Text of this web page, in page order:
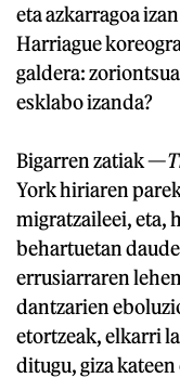
eta azkarragoa
Harriague
galdera:
esklabo izanda?
Bigarren zatiak —
York hiriaren
migratzaileei, eta,
behartuetan
errusiarraren
dantzarien
etortzeak, elkarri
ditugu, giza